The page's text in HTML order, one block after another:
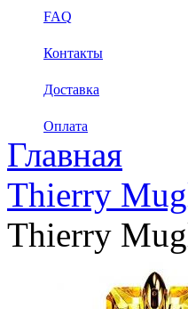
FAQ
Контакты
Доставка
Оплата
Главная
Thierry
Thierry